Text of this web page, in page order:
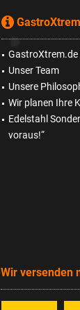
GastroXtrem
Unser Team
Unsere
Wir planen Ihre
Edelstahl
voraus!“
Wir versenden